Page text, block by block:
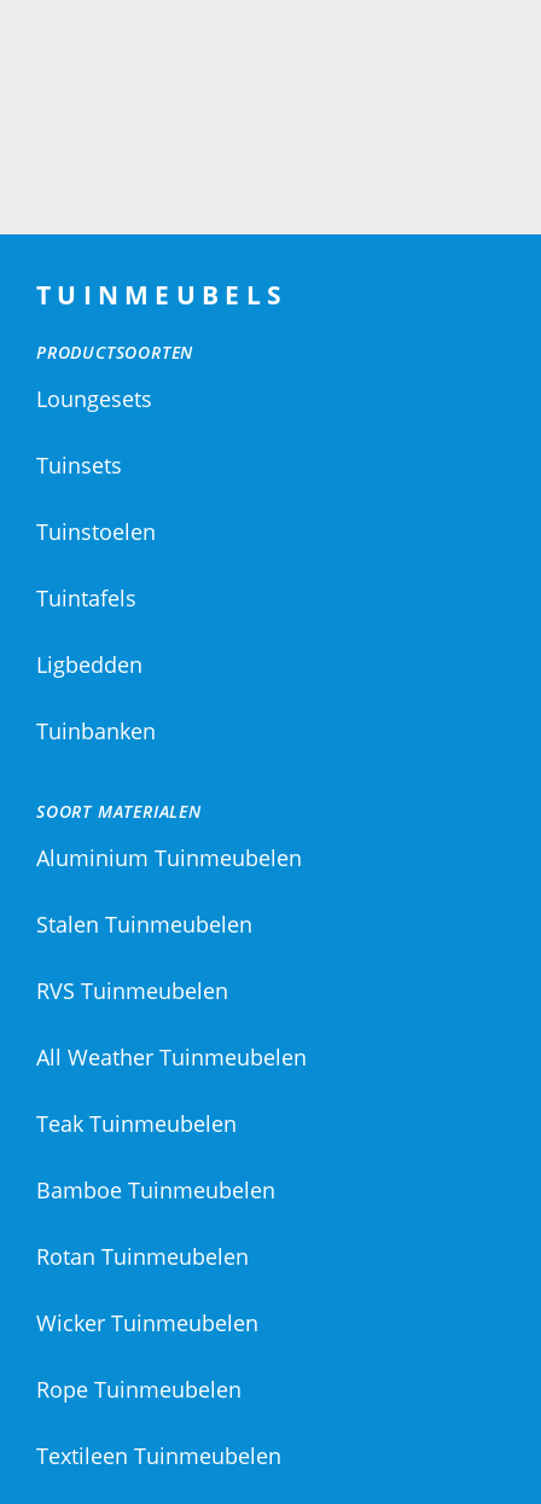
TUINMEUBELS
PRODUCTSOORTEN
Loungesets
Tuinsets
Tuinstoelen
Tuintafels
Ligbedden
Tuinbanken
SOORT MATERIALEN
Aluminium Tuinmeubelen
Stalen Tuinmeubelen
RVS Tuinmeubelen
All Weather Tuinmeubelen
Teak Tuinmeubelen
Bamboe Tuinmeubelen
Rotan Tuinmeubelen
Wicker Tuinmeubelen
Rope Tuinmeubelen
Textileen Tuinmeubelen